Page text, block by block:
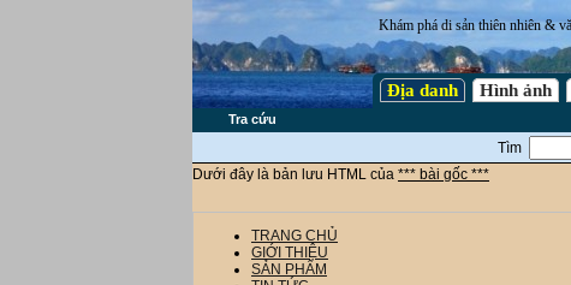
Khám phá di sản thiên nhiên &
Địa danh Hình ảnh
Tra cứu
Tìm
Dưới đây là bản lưu HTML của *** bài gốc ***